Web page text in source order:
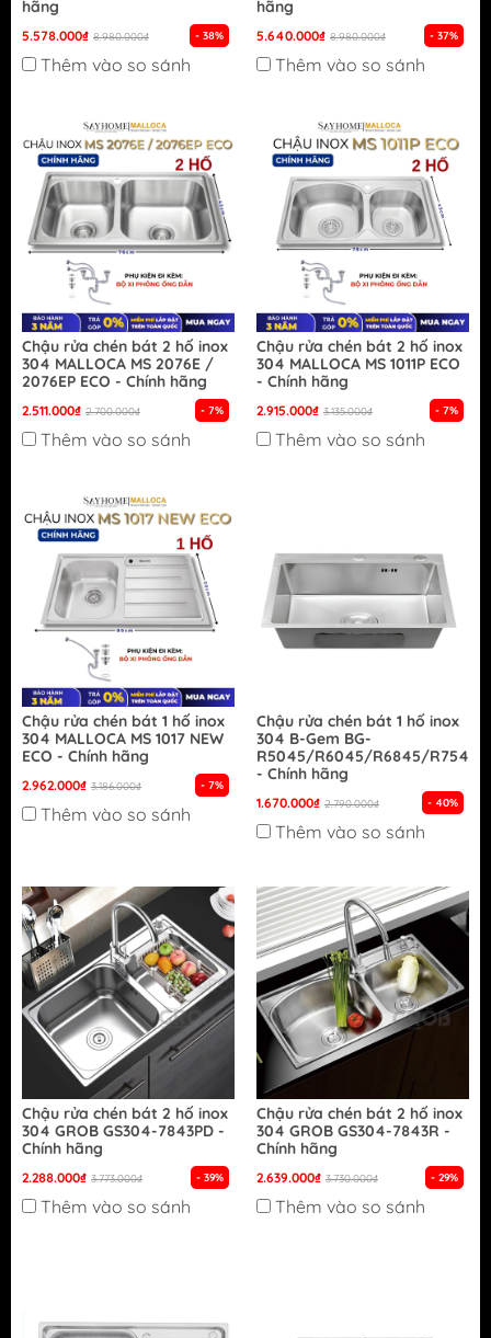
hãng
5.578.000₫ 8.980.000₫ - 38%
Thêm vào so sánh
hãng
5.640.000₫ 8.980.000₫ - 37%
Thêm vào so sánh
Chậu rửa chén bát 2 hố inox
304 MALLOCA MS 2076E /
2076EP ECO - Chính hãng
2.511.000₫ 2.700.000₫ - 7%
Thêm vào so sánh
Chậu rửa chén bát 2 hố inox
304 MALLOCA MS 1011P ECO
- Chính hãng
2.915.000₫ 3.135.000₫ - 7%
Thêm vào so sánh
Chậu rửa chén bát 1 hố inox
304 MALLOCA MS 1017 NEW
ECO - Chính hãng
2.962.000₫ 3.186.000₫ - 7%
Thêm vào so sánh
Chậu rửa chén bát 1 hố inox
304 B-Gem BG-
R5045/R6045/R6845/R7545/
- Chính hãng
1.670.000₫ 2.790.000₫ - 40%
Thêm vào so sánh
Chậu rửa chén bát 2 hố inox
304 GROB GS304-7843PD -
Chính hãng
2.288.000₫ 3.773.000₫ - 39%
Thêm vào so sánh
Chậu rửa chén bát 2 hố inox
304 GROB GS304-7843R -
Chính hãng
2.639.000₫ 3.730.000₫ - 29%
Thêm vào so sánh